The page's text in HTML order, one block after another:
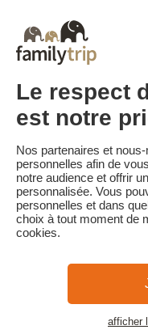
• Annulation 60 jours ou
acompte conservé
• Annulation moins de 60
100 % du prix du séjour
Familytrip vous conseille
son partenaire AREAS
réservation ou dans les
téléphone.
Pour les clients bénéficiant
VACAF retire son aide et
s'appliquent sur la totalité
CGV et
La Presse parle de nous
Le respect
est notre
Nos partenaires et
personnelles afin de
notre audience et offrir
personnalisée. Vous
personnelles et dans
choix à tout moment de
cookies.
afficher